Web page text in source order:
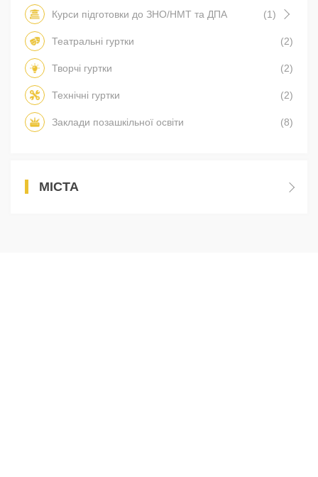
Курси підготовки до ЗНО/НМТ та ДПА (1)
Театральні гуртки (2)
Творчі гуртки (2)
Технічні гуртки (2)
Заклади позашкільної освіти (8)
МІСТА